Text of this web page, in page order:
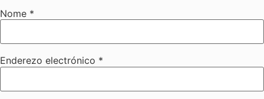
Nome *
Enderezo electrónico *